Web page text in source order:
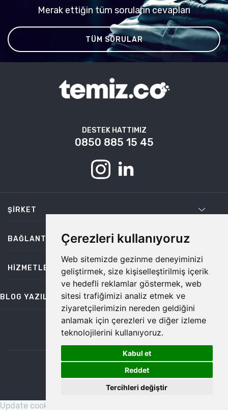
Çerezleri kullanıyoruz
Web sitemizde gezinme deneyiminizi
geliştirmek, size kişiselleştirilmiş içerik
ve hedefli reklamlar göstermek, web
sitesi trafiğimizi analiz etmek ve
ziyaretçilerimizin nereden geldiğini
anlamak için çerezleri ve diğer izleme
teknolojilerini kullanıyoruz.
Kabul et
Reddet
Tercihleri değiştir
Merak ettiğin tüm soruların cevapları
TÜM SORULAR
DESTEK HATTIMIZ
0850 885 15 45
ŞIRKET
BAĞLANTILAR
HIZMETLER
BLOG YAZILARI
bilgi@temiz.co
©2026 Temiz, Her Hakkı Saklıdır.
Update cookies preferences